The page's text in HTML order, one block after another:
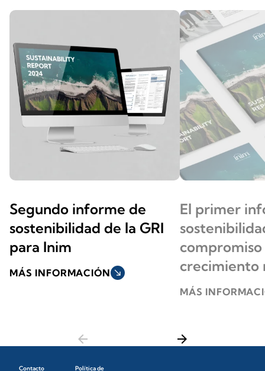
Segundo informe de
sostenibilidad de la GRI
para Inim
MÁS INFORMACIÓN south_east
El primer
compromiso
crecimiento
MÁS
arrow_back arrow_forward
Contacto Política de